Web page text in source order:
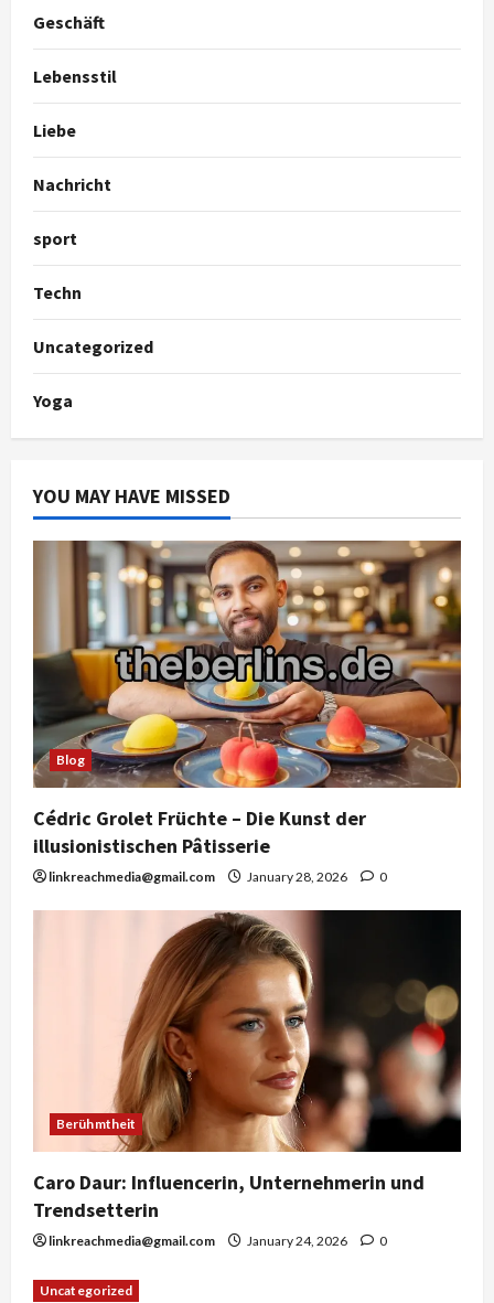
Geschäft
Lebensstil
Liebe
Nachricht
sport
Techn
Uncategorized
Yoga
YOU MAY HAVE MISSED
Blog
Cédric Grolet Früchte – Die Kunst der
illusionistischen Pâtisserie
linkreachmedia@gmail.com January 28, 2026 0
Berühmtheit
Caro Daur: Influencerin, Unternehmerin und
Trendsetterin
linkreachmedia@gmail.com January 24, 2026 0
Uncategorized